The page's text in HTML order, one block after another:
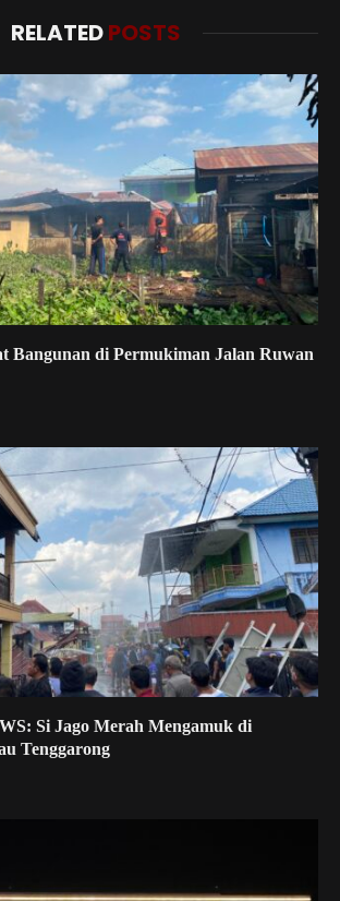
RELATEDPOSTS
Bangunan di Permukiman Jalan Ruwan
Si Jago Merah Mengamuk di
Tenggarong